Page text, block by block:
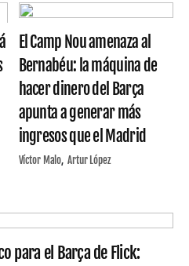
El Camp Nou amenaza al
Bernabéu: la máquina de
hacer dinero del Barça
apunta a generar más
ingresos que el Madrid
Víctor Malo Artur López
para el Barça de Flick: